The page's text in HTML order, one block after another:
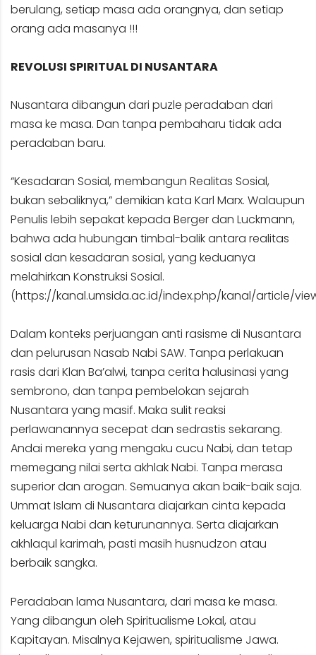
berulang, setiap masa ada orangnya, dan setiap
orang ada masanya !!!
REVOLUSI SPIRITUAL DI NUSANTARA
Nusantara dibangun dari puzle peradaban dari
masa ke masa. Dan tanpa pembaharu tidak ada
peradaban baru.
“Kesadaran Sosial, membangun Realitas Sosial,
bukan sebaliknya,” demikian kata Karl Marx. Walaupun
Penulis lebih sepakat kepada Berger dan Luckmann,
bahwa ada hubungan timbal-balik antara realitas
sosial dan kesadaran sosial, yang keduanya
melahirkan Konstruksi Sosial.
(https://kanal.umsida.ac.id/index.php/kanal/article/
Dalam konteks perjuangan anti rasisme di Nusantara
dan pelurusan Nasab Nabi SAW. Tanpa perlakuan
rasis dari Klan Ba’alwi, tanpa cerita halusinasi yang
sembrono, dan tanpa pembelokan sejarah
Nusantara yang masif. Maka sulit reaksi
perlawanannya secepat dan sedrastis sekarang.
Andai mereka yang mengaku cucu Nabi, dan tetap
memegang nilai serta akhlak Nabi. Tanpa merasa
superior dan arogan. Semuanya akan baik-baik saja.
Ummat Islam di Nusantara diajarkan cinta kepada
keluarga Nabi dan keturunannya. Serta diajarkan
akhlaqul karimah, pasti masih husnudzon atau
berbaik sangka.
Peradaban lama Nusantara, dari masa ke masa.
Yang dibangun oleh Spiritualisme Lokal, atau
Kapitayan. Misalnya Kejawen, spiritualisme Jawa.